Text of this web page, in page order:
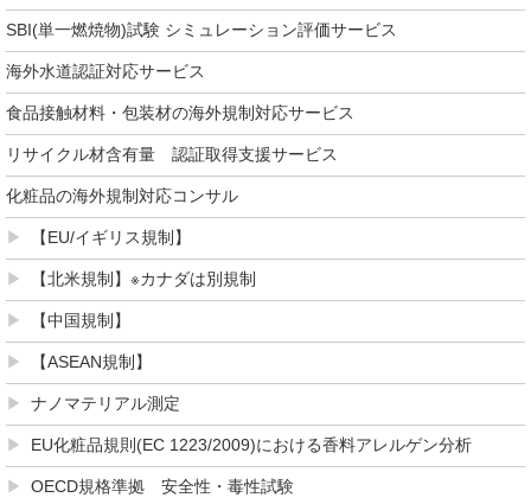
SBI(単一燃焼物)試験 シミュレーション評価サービス
海外水道認証対応サービス
食品接触材料・包装材の海外規制対応サービス
リサイクル材含有量 認証取得支援サービス
化粧品の海外規制対応コンサル
【EU/イギリス規制】
【北米規制】※カナダは別規制
【中国規制】
【ASEAN規制】
ナノマテリアル測定
EU化粧品規則(EC 1223/2009)における香料アレルゲン分析
OECD規格準拠 安全性・毒性試験